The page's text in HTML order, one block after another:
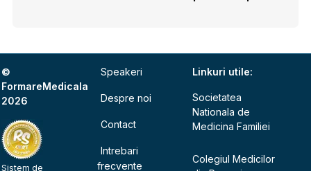
©
FormareMedicala
2026
Sistem de
Speakeri
Despre noi
Contact
Intrebari
frecvente
Linkuri utile:
Societatea
Nationala de
Medicina Familiei
Colegiul Medicilor